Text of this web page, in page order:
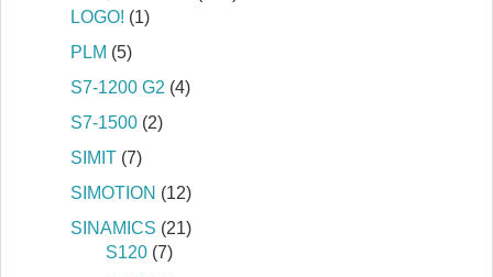
LOGO! (1)
PLM (5)
S7‐1200 G2 (4)
S7‐1500 (2)
SIMIT (7)
SIMOTION (12)
SINAMICS (21)
S120 (7)